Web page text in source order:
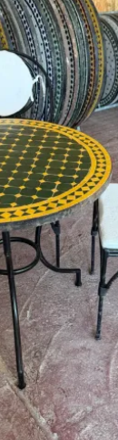
krabpalen
op maat
repareren
kopen tips
de winkelwagen.